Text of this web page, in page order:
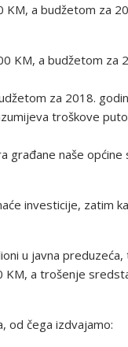
KM, a budžetom za
KM, a budžetom za
za 2018.
troškove
građane naše općine
investicije, zatim
u javna preduzeća,
KM, a trošenje
od čega izdvajamo: